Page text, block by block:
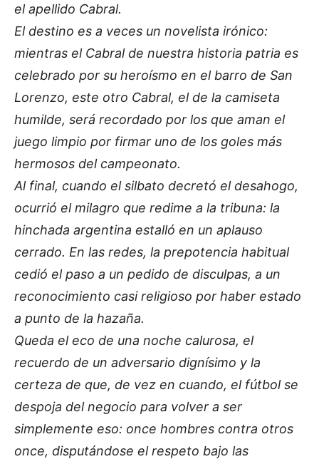
el apellido Cabral.
El destino es a veces un novelista irónico:
mientras el Cabral de nuestra historia patria es
celebrado por su heroísmo en el barro de San
Lorenzo, este otro Cabral, el de la camiseta
humilde, será recordado por los que aman el
juego limpio por firmar uno de los goles más
hermosos del campeonato.
​Al final, cuando el silbato decretó el desahogo,
ocurrió el milagro que redime a la tribuna: la
hinchada argentina estalló en un aplauso
cerrado. En las redes, la prepotencia habitual
cedió el paso a un pedido de disculpas, a un
reconocimiento casi religioso por haber estado
a punto de la hazaña.
​Queda el eco de una noche calurosa, el
recuerdo de un adversario dignísimo y la
certeza de que, de vez en cuando, el fútbol se
despoja del negocio para volver a ser
simplemente eso: once hombres contra otros
once, disputándose el respeto bajo las